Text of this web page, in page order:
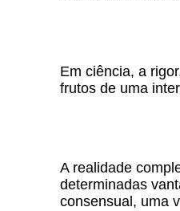
Em ciência, a
frutos de uma
A realidade
determinadas
consensual, uma